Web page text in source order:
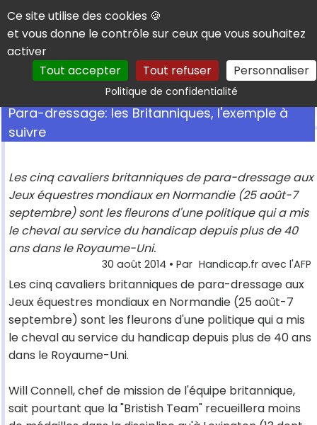
Panneau de gestion des cookies
Ce site utilise des cookies 🍪
et vous donne le contrôle sur ceux que vous souhaitez
activer
Tout accepter
Tout refuser Personnaliser
Politique de confidentialitéRechercher
Para-dressage: les Britanniques, l'exemple à
suivre
Les cinq cavaliers britanniques de para-dressage aux
Jeux équestres mondiaux en Normandie (25 août-7
septembre) sont les fleurons d'une politique qui a mis
le cheval au service du handicap depuis plus de 40
ans dans le Royaume-Uni.
30 août 2014 • Par Handicap.fr avec l'AFP
Les cinq cavaliers britanniques de para-dressage aux
Jeux équestres mondiaux en Normandie (25 août-7
septembre) sont les fleurons d'une politique qui a mis
le cheval au service du handicap depuis plus de 40 ans
dans le Royaume-Uni.
Will Connell, chef de mission de l'équipe britannique,
sait pourtant que la "Bristish Team" recueillera moins